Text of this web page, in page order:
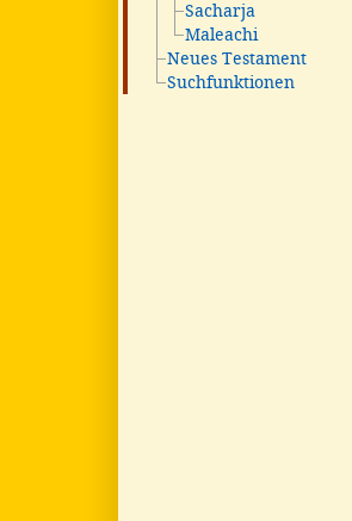
Sacharja
Maleachi
Neues Testament
Suchfunktionen